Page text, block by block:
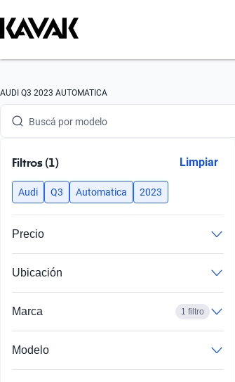
AUDI Q3 2023 AUTOMATICA
Buscá por marca
Buscá por modelo
Buscá por año
Buscá por marca
Buscá por versión
Buscá por año
Filtros (1) Limpiar
Audi Q3 Automatica 2023
Precio
Ubicación
Marca 1 filtro
Modelo